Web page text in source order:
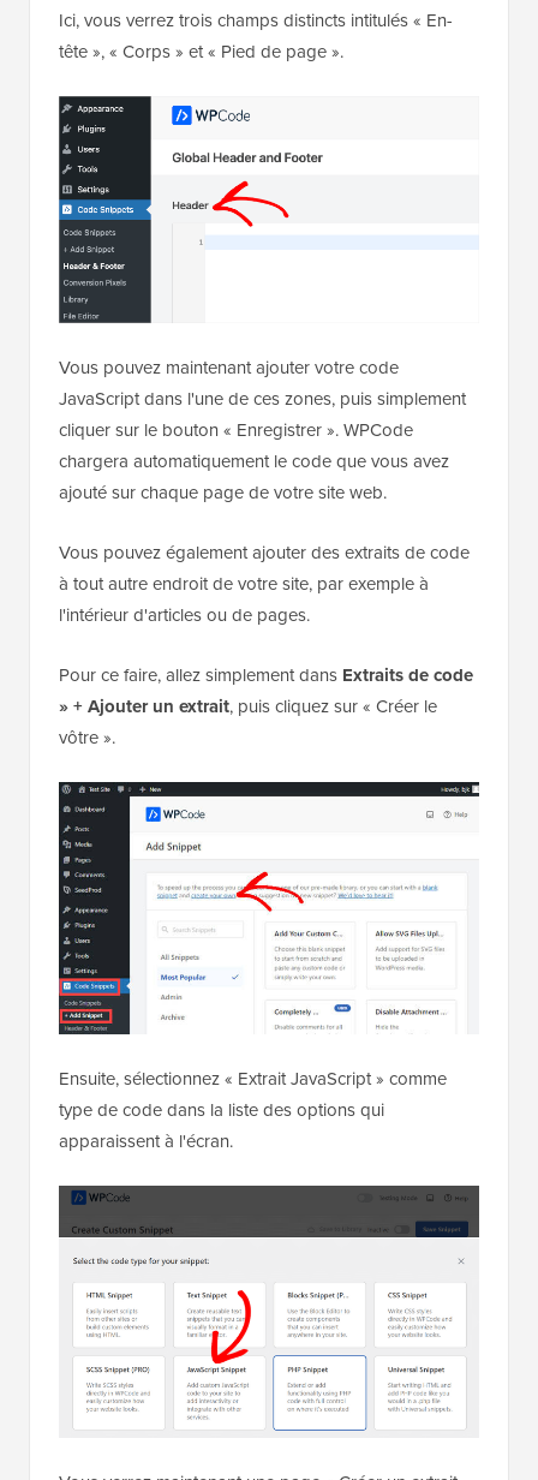
Ici, vous verrez trois champs distincts intitulés « En-
tête », « Corps » et « Pied de page ».
Vous pouvez maintenant ajouter votre code
JavaScript dans l'une de ces zones, puis simplement
cliquer sur le bouton « Enregistrer ». WPCode
chargera automatiquement le code que vous avez
ajouté sur chaque page de votre site web.
Vous pouvez également ajouter des extraits de code
à tout autre endroit de votre site, par exemple à
l'intérieur d'articles ou de pages.
Pour ce faire, allez simplement dans Extraits de code
» + Ajouter un extrait, puis cliquez sur « Créer le
vôtre ».
Ensuite, sélectionnez « Extrait JavaScript » comme
type de code dans la liste des options qui
apparaissent à l'écran.